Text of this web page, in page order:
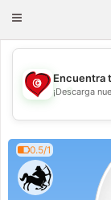
Toggle
💖
Encuentra
¡Descarga
0.5/1